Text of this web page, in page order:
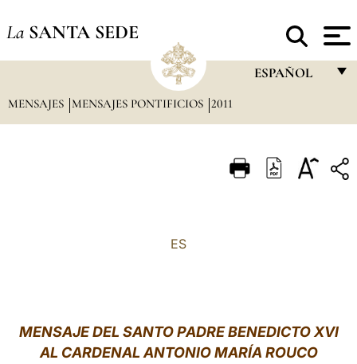
La SANTA SEDE
ESPAÑOL
ITALIANO
中文
MENSAJES MENSAJES PONTIFICIOS 2011
ES
MENSAJE DEL SANTO PADRE BENEDICTO XVI
AL CARDENAL ANTONIO MARÍA ROUCO